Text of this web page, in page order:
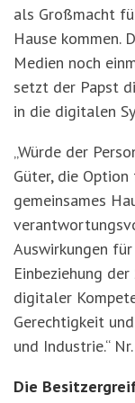
als Großmacht
Hause kommen.
Medien noch
setzt der Papst
in die digitalen
„Würde der
Güter, die
gemeinsames
Auswirkungen
Einbeziehung
digitaler
Gerechtigkeit
und Industrie.“
Die